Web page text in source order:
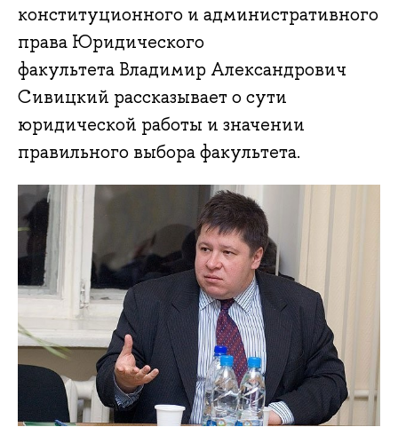
конституционного и административного
права Юридического
факультета Владимир Александрович
Сивицкий рассказывает о сути
юридической работы и значении
правильного выбора факультета.